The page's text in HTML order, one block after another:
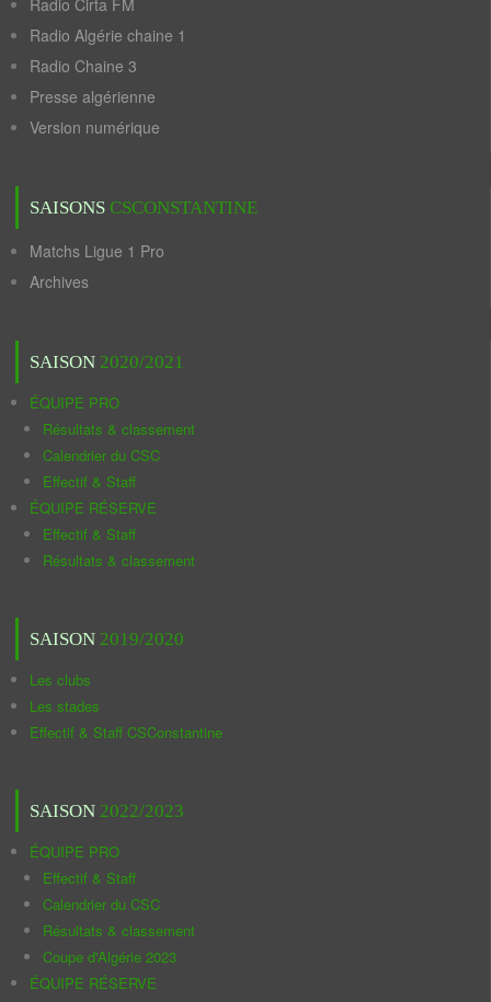
Radio Cirta FM
Radio Algérie chaine 1
Radio Chaine 3
Presse algérienne
Version numérique
SAISONS CSCONSTANTINE
Matchs Ligue 1 Pro
Archives
SAISON 2020/2021
ÉQUIPE PRO
Résultats & classement
Calendrier du CSC
Effectif & Staff
ÉQUIPE RÉSERVE
Effectif & Staff
Résultats & classement
SAISON 2019/2020
Les clubs
Les stades
Effectif & Staff CSConstantine
SAISON 2022/2023
ÉQUIPE PRO
Effectif & Staff
Calendrier du CSC
Résultats & classement
Coupe d'Algérie 2023
ÉQUIPE RÉSERVE